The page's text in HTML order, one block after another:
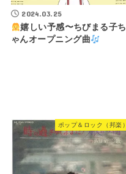
2024.03.25
嬉しい予感〜ちびまる子ち
ゃんオープニング曲
ポップ＆ロック（邦楽）